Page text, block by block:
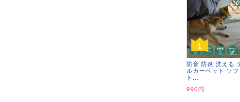
1
防音 防炎 洗える
ルカーペット ソフ
ト...
990円